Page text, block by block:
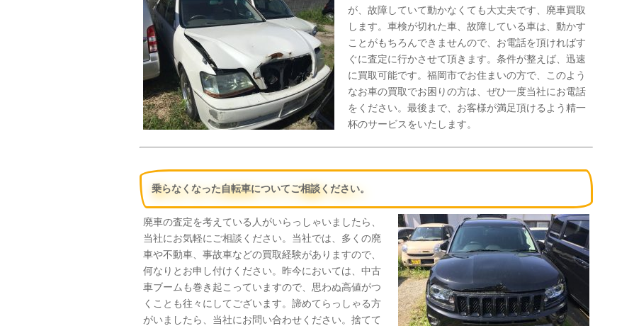
が、故障していて動かなくても大丈夫です、廃車買取
します。車検が切れた車、故障している車は、動かす
ことがもちろんできませんので、お電話を頂ければす
ぐに査定に行かさせて頂きます。条件が整えば、迅速
に買取可能です。福岡市でお住まいの方で、このよう
なお車の買取でお困りの方は、ぜひ一度当社にお電話
をください。最後まで、お客様が満足頂けるよう精一
杯のサービスをいたします。
乗らなくなった自転車についてご相談ください。
廃車の査定を考えている人がいらっしゃいましたら、
当社にお気軽にご相談ください。当社では、多くの廃
車や不動車、事故車などの買取経験がありますので、
何なりとお申し付けください。昨今においては、中古
車ブームも巻き起こっていますので、思わぬ高値がつ
くことも往々にしてございます。諦めてらっしゃる方
がいましたら、当社にお問い合わせください。捨てて